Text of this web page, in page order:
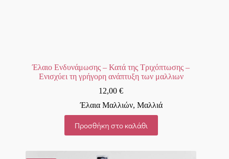
Έλαιο Ενδυνάμωσης – Κατά της Τριχόπτωσης –
Ενισχύει τη γρήγορη ανάπτυξη των μαλλιων
12,00€
Έλαια Μαλλιών, Μαλλιά
Προσθήκη στο καλάθι